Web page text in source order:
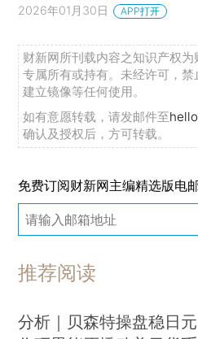
2026年01月30日 APP打开
财新网所刊载内容之知识产权
专属所有或持有。未经许可，
建立镜像等任何使用。
如有意愿转载，请发邮件至
确认及授权后，方可转载。
免费订阅财新网主编精选版电
推荐阅读
分析｜贝森特操盘稳日